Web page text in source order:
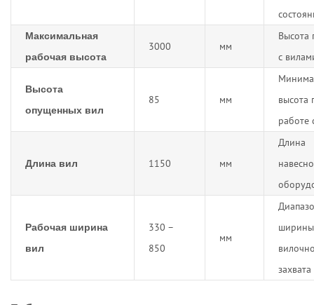
Максимальная
рабочая высота
3000 мм
Высота
с
Высота
опущенных вил
85 мм
высота
работе
Длина вил 1150 мм
Длина
Рабочая ширина
вил
330 –
850
мм
ширины
захвата